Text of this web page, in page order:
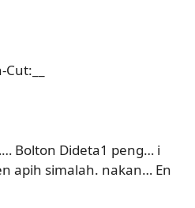
Bolton Dideta1 peng… i
apih simalah. nakan… En